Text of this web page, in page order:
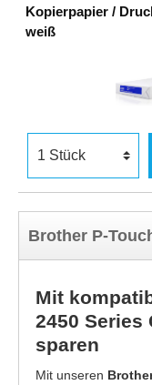
Kopierpapier /
weiß
Brother P-
Mit
2450 Series
sparen
Mit unseren